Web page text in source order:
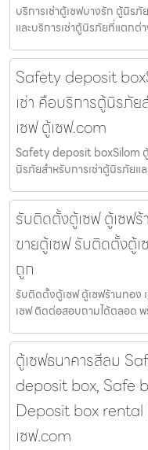
บริการเช่าตู้เซฟบางรัก ตู้นิรภั
และบริการเช่าตู้นิรภัยที่แตกต่
Safety deposit
เช่า คือบริการตู้นิรภัย
เซฟ ตู้เซฟ.com
Safety deposit boxSilom ตู้
นิรภัยสำหรับการเช่าตู้นิรภัยแ
รับติดตั้งตู้เซฟ ตู้เซฟ
ขายตู้เซฟ รับติดตั้งตู้
ถูก
รับติดตั้งตู้เซฟ ตู้เซฟร้านทอง
เซฟ ติดต่อสอบถามได้ตลอด พ
ตู้เซฟธนาคารสีลม
deposit box, Safe
Deposit box
เซฟ.com